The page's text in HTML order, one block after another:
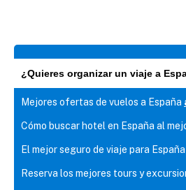
¿Quieres organizar un viaje a
Mejores ofertas de vuelos a España
Cómo buscar hotel en España al
El mejor seguro de viaje para
Reserva los mejores tours y